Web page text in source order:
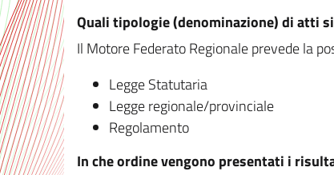
Quali tipologie (denominazione) di atti
Il Motore Federato Regionale prevede la
Legge Statutaria
Legge regionale/provinciale
Regolamento
In che ordine vengono presentati i